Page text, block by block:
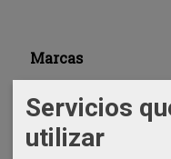
Marcas
Servicios
utilizar